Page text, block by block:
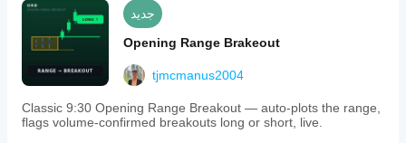
جديد
Opening Range Brakeout
tjmcmanus2004
Classic 9:30 Opening Range Breakout — auto-plots the range,
flags volume-confirmed breakouts long or short, live.